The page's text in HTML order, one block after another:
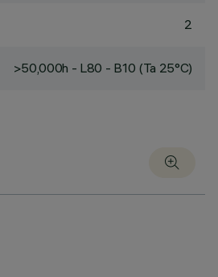
2
>50,000h - L80 - B10 (Ta 25°C)